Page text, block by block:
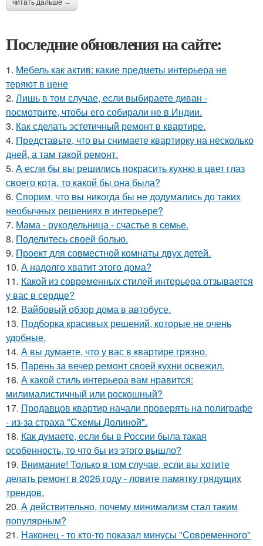
читать дальше →
Последние обновления на сайте:
1. Мебель как актив: какие предметы интерьера не
теряют в цене
2. Лишь в том случае, если выбираете диван -
посмотрите, чтобы его собирали не в Индии.
3. Как сделать эстетичный ремонт в квартире.
4. Представьте, что вы снимаете квартирку на несколько
дней, а там такой ремонт.
5. А если бы вы решились покрасить кухню в цвет глаз
своего кота, то какой бы она была?
6. Спорим, что вы никогда бы не додумались до таких
необычных решениях в интерьере?
7. Мама - рукодельница - счастье в семье.
8. Поделитесь своей болью.
9. Проект для совместной комнаты двух детей.
10. А надолго хватит этого дома?
11. Какой из современных стилей интерьера отзывается
у вас в сердце?
12. Вайбовый обзор дома в автобусе.
13. Подборка красивых решений, которые не очень
удобные.
14. А вы думаете, что у вас в квартире грязно.
15. Парень за вечер ремонт своей кухни освежил.
16. А какой стиль интерьера вам нравится:
милималистичный или роскошный?
17. Продавцов квартир начали проверять на полиграфе
- из-за страха "Схемы Долиной".
18. Как думаете, если бы в России была такая
особенность, то что бы из этого вышло?
19. Внимание! Только в том случае, если вы хотите
делать ремонт в 2026 году - ловите памятку грядущих
трендов.
20. А действительно, почему минимализм стал таким
популярным?
21. Наконец - то кто-то показал минусы "Современного"